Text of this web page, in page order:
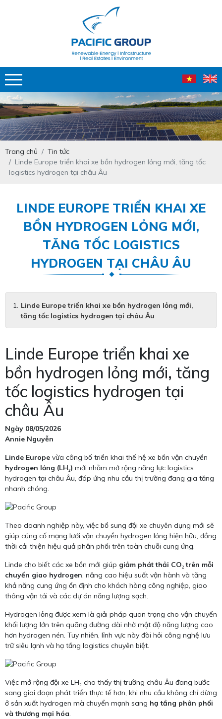
Trang chủ
Tin tức
Linde Europe triển khai xe bồn hydrogen lỏng mới, tăng tốc
logistics hydrogen tại châu Âu
LINDE EUROPE TRIỂN KHAI XE
BỒN HYDROGEN LỎNG MỚI,
TĂNG TỐC LOGISTICS
HYDROGEN TẠI CHÂU ÂU
Linde Europe triển khai xe bồn hydrogen lỏng mới,
tăng tốc logistics hydrogen tại châu Âu
Linde Europe triển khai xe
bồn hydrogen lỏng mới, tăng
tốc logistics hydrogen tại
châu Âu
Ngày 08/05/2026
Annie Nguyễn
Linde Europe vừa công bố triển khai thế hệ xe bồn vận chuyển
hydrogen lỏng (LH₂) mới nhằm mở rộng năng lực logistics
hydrogen tại châu Âu, đáp ứng nhu cầu thị trường đang gia tăng
nhanh chóng.
Theo doanh nghiệp này, việc bổ sung đội xe chuyên dụng mới sẽ
giúp củng cố mạng lưới vận chuyển hydrogen lỏng hiện hữu, đồng
thời cải thiện hiệu quả phân phối trên toàn chuỗi cung ứng.
Linde cho biết các xe bồn mới giúp giảm phát thải CO₂ trên mỗi
chuyến giao hydrogen, nâng cao hiệu suất vận hành và tăng
khả năng cung ứng ổn định cho khách hàng công nghiệp, giao
thông vận tải và các dự án năng lượng sạch.
Hydrogen lỏng được xem là giải pháp quan trọng cho vận chuyển
khối lượng lớn trên quãng đường dài nhờ mật độ năng lượng cao
hơn hydrogen nén. Tuy nhiên, lĩnh vực này đòi hỏi công nghệ lưu
trữ siêu lạnh và hạ tầng logistics chuyên biệt.
Việc mở rộng đội xe LH₂ cho thấy thị trường châu Âu đang bước
sang giai đoạn phát triển thực tế hơn, khi nhu cầu không chỉ dừng
ở sản xuất hydrogen mà chuyển mạnh sang hạ tầng phân phối
và thương mại hóa.